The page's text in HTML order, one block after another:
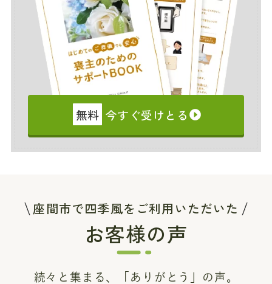
無料 今すぐ受けとる
座間市で四季風をご利用いただいた
お客様の声
続々と集まる、「ありがとう」の声。